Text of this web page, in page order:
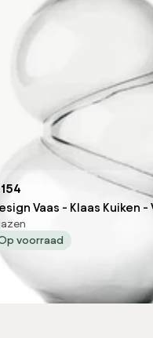
Vaas - Klaas Kuiken -
voorraad